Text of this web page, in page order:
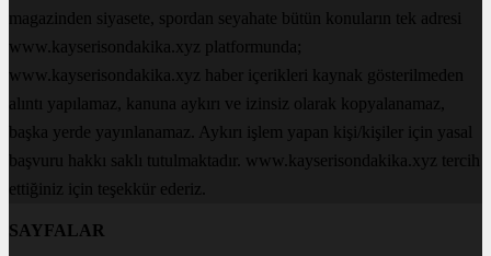
magazinden siyasete, spordan seyahate bütün konuların tek adresi
www.kayserisondakika.xyz platformunda;
www.kayserisondakika.xyz haber içerikleri kaynak gösterilmeden
alıntı yapılamaz, kanuna aykırı ve izinsiz olarak kopyalanamaz,
başka yerde yayınlanamaz. Aykırı işlem yapan kişi/kişiler için yasal
başvuru hakkı saklı tutulmaktadır. www.kayserisondakika.xyz tercih
ettiğiniz için teşekkür ederiz.
SAYFALAR